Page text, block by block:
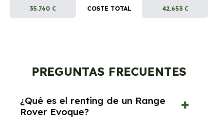
35.760 € COSTE TOTAL 42.653 €
PREGUNTAS FRECUENTES
¿Qué es el renting de un Range
Rover Evoque?